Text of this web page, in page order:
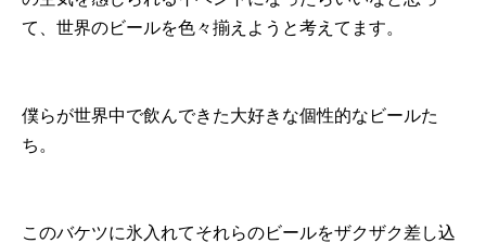
て、世界のビールを色々揃えようと考えてます。
僕らが世界中で飲んできた大好きな個性的なビールた
ち。
このバケツに氷入れてそれらのビールをザクザク差し込